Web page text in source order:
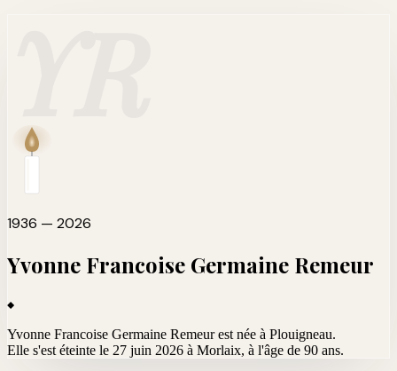
1936 — 2026
Yvonne Francoise Germaine Remeur
Yvonne Francoise Germaine Remeur est née à Plouigneau.
Elle s'est éteinte le 27 juin 2026 à Morlaix, à l'âge de 90 ans.